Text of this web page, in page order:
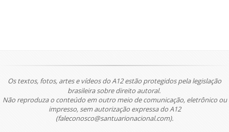
Os textos, fotos, artes e vídeos do A12 estão protegidos pela legislação
brasileira sobre direito autoral.
Não reproduza o conteúdo em outro meio de comunicação, eletrônico ou
impresso, sem autorização expressa do A12
(faleconosco@santuarionacional.com).